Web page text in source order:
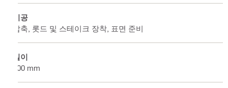
시공
압축, 롯드 및 스테이크 장착, 표면 준비
길이
300 mm